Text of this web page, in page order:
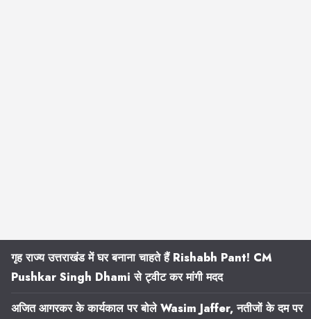
गृह राज्य उत्तराखंड में घर बनाना चाहते हैं Rishabh Pant! CM
Pushkar Singh Dhami से ट्वीट कर मांगी मदद
अजित आगरकर के कार्यकाल पर बोले Wasim Jaffer, नतीजों के दम पर